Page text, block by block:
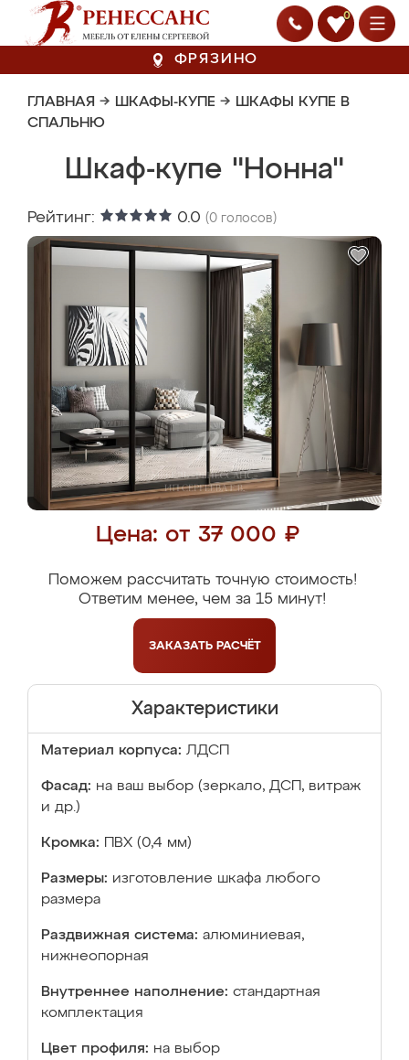
0
ФРЯЗИНО
ГЛАВНАЯ → ШКАФЫ-КУПЕ → ШКАФЫ КУПЕ В
СПАЛЬНЮ
Шкаф-купе "Нонна"
Рейтинг: 0.0 (0 голосов)
Цена: от 37 000 ₽
Поможем рассчитать точную стоимость!
Ответим менее, чем за 15 минут!
ЗАКАЗАТЬ РАСЧЁТ
Характеристики
Материал корпуса: ЛДСП
Фасад: на ваш выбор (зеркало, ДСП, витраж
и др.)
Кромка: ПВХ (0,4 мм)
Размеры: изготовление шкафа любого
размера
Раздвижная система: алюминиевая,
нижнеопорная
Внутреннее наполнение: стандартная
комплектация
Цвет профиля: на выбор